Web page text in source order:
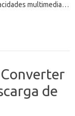
multimedia…
de